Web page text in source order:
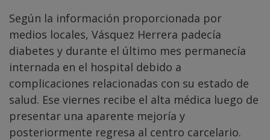
Según la información proporcionada por
medios locales, Vásquez Herrera padecía
diabetes y durante el último mes permanecía
internada en el hospital debido a
complicaciones relacionadas con su estado de
salud. Ese viernes recibe el alta médica luego de
presentar una aparente mejoría y
posteriormente regresa al centro carcelario.